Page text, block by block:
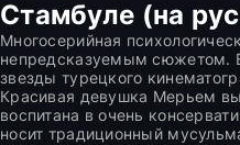
Стамбуле (на
Многосерийная
непредсказуемым сюжетом.
звезды турецкого
Красивая девушка Мерьем
воспитана в очень
носит традиционный